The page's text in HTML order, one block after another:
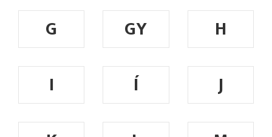
G
GY
H
I
Í
J